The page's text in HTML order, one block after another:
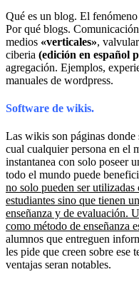
Qué es un blog. El
Por qué blogs.
medios «verticales»,
ciberia (edición en español
agregación. Ejemplos,
manuales de wordpress.
Software de wikis.
Las wikis son páginas
cual cualquier persona en el
instantanea con solo poseer
todo el mundo puede
no solo pueden ser
estudiantes sino que tienen
enseñanza y de evaluación.
como método de enseñanza
alumnos que entreguen
les pide que creen sobre ese
ventajas seran notables.